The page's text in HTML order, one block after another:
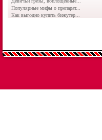
Популярные мифы о препарат...
Как выгодно купить бижутер...